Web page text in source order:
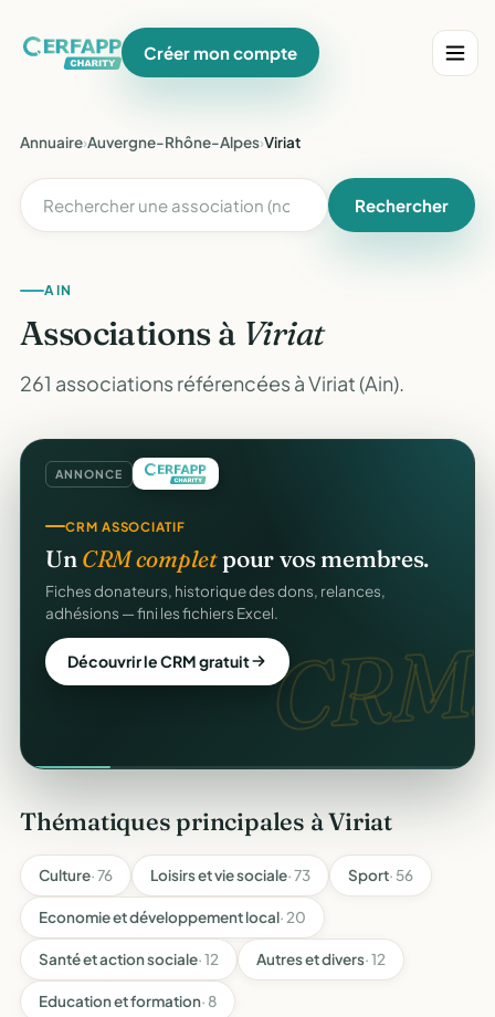
Créer mon compte
Annuaire›Auvergne-Rhône-Alpes›Viriat
Rechercher
AIN
Associations à Viriat
261 associations référencées à Viriat (Ain).
ANNONCE
CRM.
CRM ASSOCIATIF
Un CRM completpour vos membres.
Fiches donateurs, historique des dons, relances,
adhésions — fini les fichiers Excel.
Découvrir le CRM gratuit
Thématiques principales à Viriat
Culture· 76 Loisirs et vie sociale· 73 Sport· 56
Economie et développement local· 20
Santé et action sociale· 12 Autres et divers· 12
Education et formation· 8